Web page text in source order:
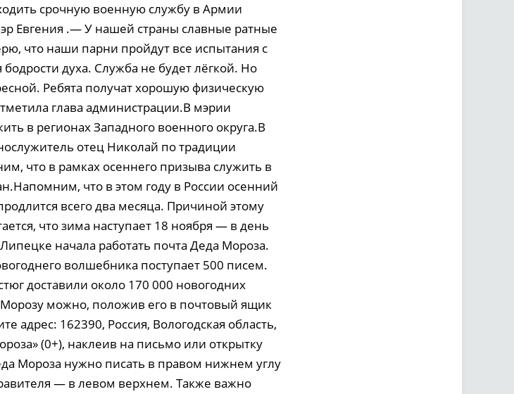
срочную военную службу в Армии
Евгения .— У нашей страны славные ратные
что наши парни пройдут все испытания с
духа. Служба не будет лёгкой. Но
Ребята получат хорошую физическую
глава администрации.В мэрии
в регионах Западного военного округа.В
отец Николай по традиции
что в рамках осеннего призыва служить в
что в этом году в России осенний
всего два месяца. Причиной этому
что зима наступает 18 ноября — в день
начала работать почта Деда Мороза.
волшебника поступает 500 писем.
доставили около 170 000 новогодних
можно, положив его в почтовый ящик
адрес: 162390, Россия, Вологодская область,
(0+), наклеив на письмо или открытку
Мороза нужно писать в правом нижнем углу
— в левом верхнем. Также важно